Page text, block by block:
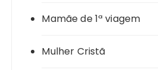
Mamãe de 1ª viagem
Mulher Cristã